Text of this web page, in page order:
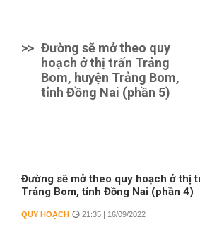
>> Đường sẽ mở theo quy
hoạch ở thị trấn Trảng
Bom, huyện Trảng Bom,
tỉnh Đồng Nai (phần 5)
Đường sẽ mở theo quy hoạch ở thị
Trảng Bom, tỉnh Đồng Nai (phần 4)
QUY HOẠCH 21:35 | 16/09/2022